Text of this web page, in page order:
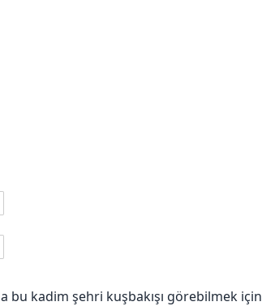
bu kadim şehri kuşbakışı görebilmek için